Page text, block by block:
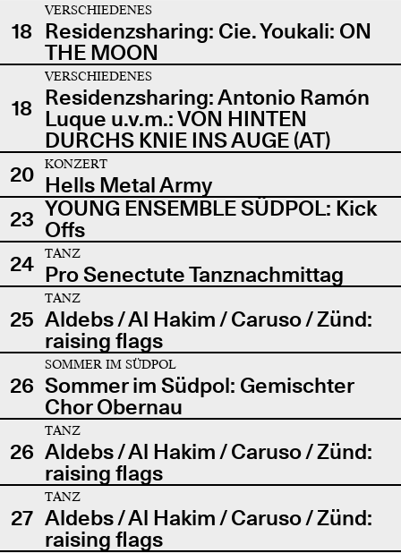
18
VERSCHIEDENES
Residenzsharing: Cie. Youkali: ON
THE MOON
18
VERSCHIEDENES
Residenzsharing: Antonio Ramón
Luque u.v.m.: VON HINTEN
DURCHS KNIE INS AUGE (AT)
20
KONZERT
Hells Metal Army
23 YOUNG ENSEMBLE SÜDPOL: Kick
Offs
24
TANZ
Pro Senectute Tanznachmittag
25
TANZ
Aldebs / Al Hakim / Caruso / Zünd:
raising flags
26
SOMMER IM SÜDPOL
Sommer im Südpol: Gemischter
Chor Obernau
26
TANZ
Aldebs / Al Hakim / Caruso / Zünd:
raising flags
27
TANZ
Aldebs / Al Hakim / Caruso / Zünd:
raising flags